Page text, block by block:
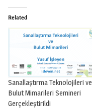
Related
Sanallaştırma Teknolojileri ve
Bulut Mimarileri Semineri
Gerçekleştirildi